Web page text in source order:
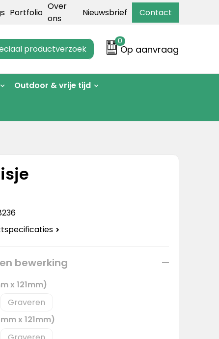
Portfolio
Over
ons
Nieuwsbrief Contact
productverzoek
0
Op aanvraag
Outdoor & vrije tijd
bewerking
x 121mm)
Graveren
x 121mm)